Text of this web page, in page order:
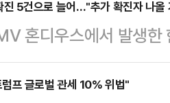
했다. 조 후보는 더불
받겠다는 계획이다. 아
신선…
명 대통령을 향해 "온
연상시키는 비속어를
하고 있다"고 지적했
명 대통령이 국무회
진 5건으로 늘어…"추가 확진자 나올
혼디우스에서 발생
늘었다고 AP통신이
기구(WHO) 사무총장
프 글로벌 관세 10% 위법"